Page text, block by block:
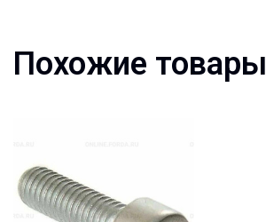
Похожие товары